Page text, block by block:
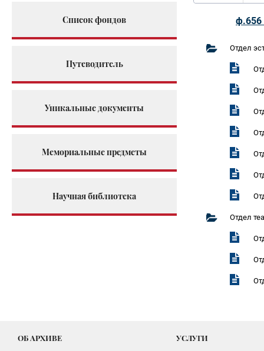
Список фондов
Путеводитель
Уникальные документы
Мемориальные предметы
Научная библиотека
ф.656
Отдел
Отдел
ОБ АРХИВЕ УСЛУГИ